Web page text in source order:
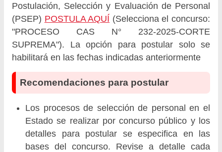
Postulación, Selección y Evaluación de Personal
(PSEP) POSTULA AQUÍ (Selecciona el concurso:
"PROCESO CAS N° 232-2025-CORTE
SUPREMA"). La opción para postular solo se
habilitará en las fechas indicadas anteriormente
Recomendaciones para postular
Los procesos de selección de personal en el
Estado se realizar por concurso público y los
detalles para postular se especifica en las
bases del concurso. Revise a detalle cada